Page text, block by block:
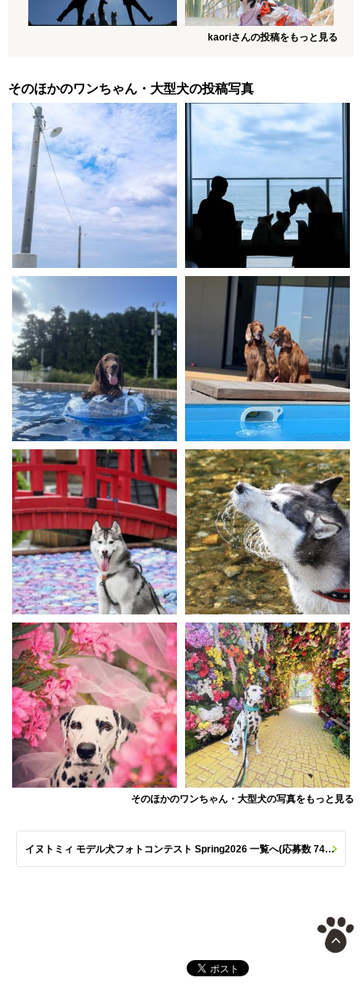
kaoriさんの投稿をもっと見る
そのほかのワンちゃん・大型犬の投稿写真
そのほかのワンちゃん・大型犬の写真をもっと見る
イヌトミィ モデル犬フォトコンテスト Spring2026 一覧へ(応募数 747枚)